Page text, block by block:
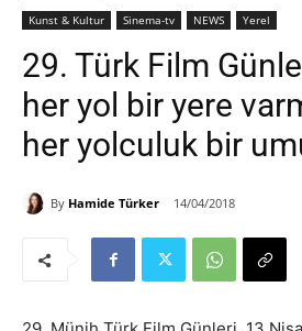
Kunst & Kultur Sinema-tv NEWS Yerel
29. Türk Film
her yol bir yere
her yolculuk bir
By Hamide Türker 14/04/2018